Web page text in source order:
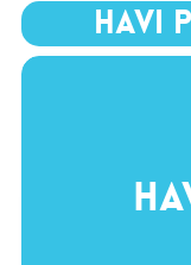
HAVI